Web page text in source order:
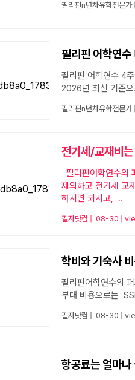
필리핀n년차유학전문가|
필리핀 어학연
필리핀 어학연수 4
필리핀n년차유학전문가|
전기세/교재비
제외하고 전기세 교
하시면 되시고, ..
필자닷컴 08-30
학비와 기숙사
필리핀어학연수의 퍼스트 클래스 에서 답변드립니다. 필리핀 연수 비
부대 비용으로는
필자닷컴 08-30
항공료는 얼마나